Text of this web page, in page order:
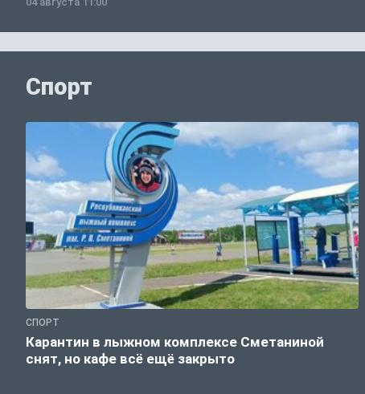
Спорт
СПОРТ
Карантин в лыжном комплексе Сметаниной
снят, но кафе всё ещё закрыто